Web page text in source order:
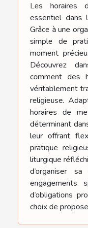
Les horaires
essentiel dans
Grâce à une
simple de
moment
Découvrez
comment des
véritablement
religieuse.
horaires de
déterminant
leur offrant
pratique
liturgique
d’organiser
engagements
d’obligations
choix de